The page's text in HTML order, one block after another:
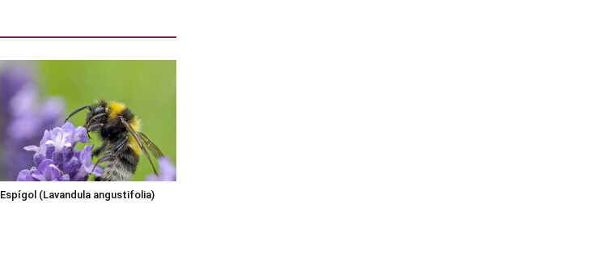
Espígol (Lavandula angustifolia)